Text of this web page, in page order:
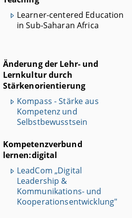
Learner-centered Education
in Sub-Saharan Africa
Änderung der Lehr- und
Lernkultur durch
Stärkenorientierung
Kompass - Stärke aus
Kompetenz und
Selbstbewusstsein
Kompetenzverbund
lernen:digital
LeadCom „Digital
Leadership &
Kommunikations- und
Kooperationsentwicklung"